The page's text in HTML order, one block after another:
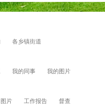
各乡镇街道
我的同事 我的图片
图片 工作报告 督查